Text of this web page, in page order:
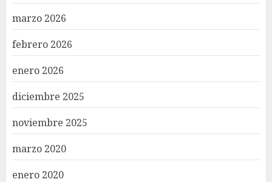
marzo 2026
febrero 2026
enero 2026
diciembre 2025
noviembre 2025
marzo 2020
enero 2020